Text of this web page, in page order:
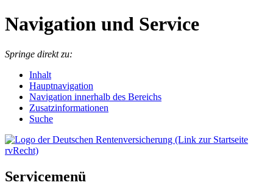
Navigation und Service
Springe direkt zu:
Inhalt
Hauptnavigation
Navigation innerhalb des Bereichs
Zusatzinformationen
Suche
Servicemenü